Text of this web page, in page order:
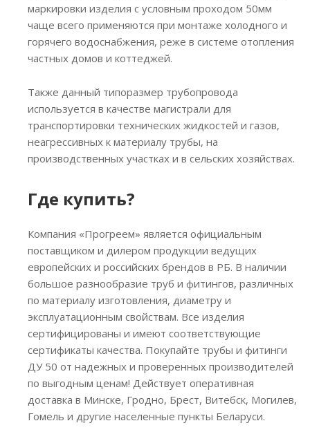
маркировки изделия с условным проходом 50мм
чаще всего применяются при монтаже холодного и
горячего водоснабжения, реже в системе отопления
частных домов и коттеджей.
Также данный типоразмер трубопровода
используется в качестве магистрали для
транспортировки технических жидкостей и газов,
неагрессивных к материалу трубы, на
производственных участках и в сельских хозяйствах.
Где купить?
Компания «Прогреем» является официальным
поставщиком и дилером продукции ведущих
европейских и российских брендов в РБ. В наличии
большое разнообразие труб и фитингов, различных
по материалу изготовления, диаметру и
эксплуатационным свойствам. Все изделия
сертифицированы и имеют соответствующие
сертификаты качества. Покупайте трубы и фитинги
ДУ 50 от надежных и проверенных производителей
по выгодным ценам! Действует оперативная
доставка в Минске, Гродно, Брест, Витебск, Могилев,
Гомель и другие населенные пункты Беларуси.